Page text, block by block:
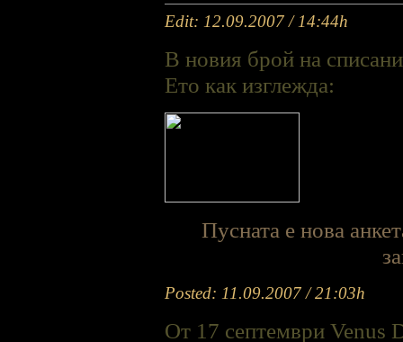
Edit: 12.09.2007 / 14:44h
В новия брой на
Ето как изглежда:
Пусната е нова
Posted: 11.09.2007 / 21:03h
От 17 септември Venus